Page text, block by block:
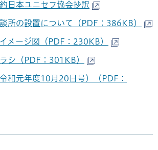
日本ユニセフ協会抄訳
所の設置について（PDF：386KB）
メージ図（PDF：230KB）
シ（PDF：301KB）
和元年度10月20日号）（PDF：